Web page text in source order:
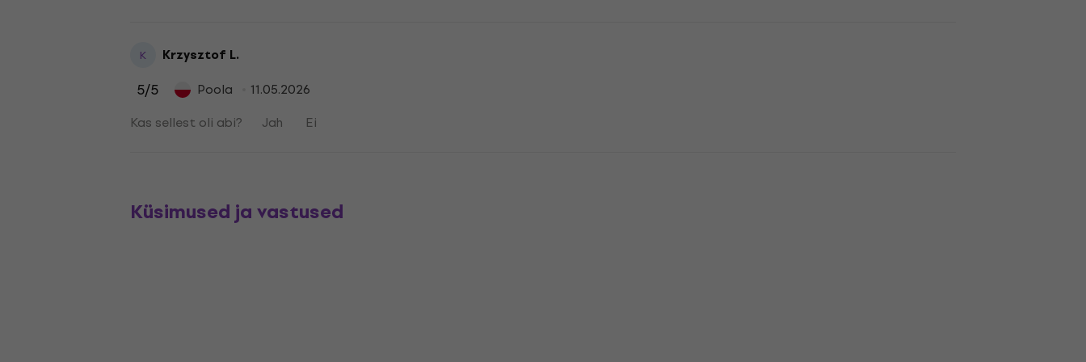
K Krzysztof L.
5/5 Poola
11.05.2026
Kas sellest oli abi?
Jah Ei
Küsimused ja vastused